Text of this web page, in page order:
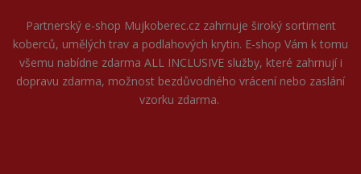
Partnerský e-shop Mujkoberec.czzahrnuje široký sortiment
koberců, umělých trav a podlahových krytin. E-shop Vám k tomu
všemu nabídne zdarma ALL INCLUSIVE služby, které zahrnují i
dopravu zdarma, možnost bezdůvodného vrácení nebo zaslání
vzorku zdarma.